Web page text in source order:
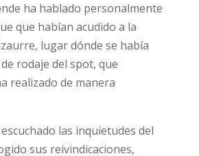
ha hablado personalmente
que habían acudido a la
lugar dónde se había
rodaje del spot, que
realizado de manera
las inquietudes del
sus reivindicaciones,